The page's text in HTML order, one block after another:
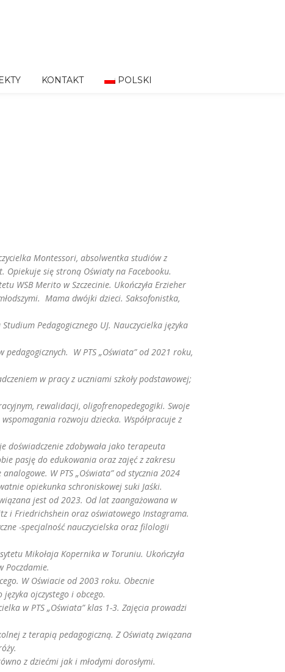
KONTAKT POLSKI
Montessori, absolwentka studiów z
Opiekuje się stroną Oświaty na Facebooku.
WSB Merito w Szczecinie. Ukończyła Erzieher
Mama dwójki dzieci. Saksofonistka,
Pedagogicznego UJ. Nauczycielka języka
W PTS „Oświata” od 2021 roku,
w pracy z uczniami szkoły podstawowej;
rewalidacji, oligofrenopedegogiki. Swoje
rozwoju dziecka. Współpracuje z
doświadczenie zdobywała jako terapeuta
pasję do edukowania oraz zajęć z zakresu
W PTS „Oświata” od stycznia 2024
opiekunka schroniskowej suki Jaśki.
jest od 2023. Od lat zaangażowana w
i Friedrichshein oraz oświatowego Instagrama.
-specjalność nauczycielska oraz filologii
Mikołaja Kopernika w Toruniu. Ukończyła
Poczdamie.
W Oświacie od 2003 roku. Obecnie
ojczystego i obcego.
w PTS „Oświata” klas 1-3. Zajęcia prowadzi
z terapią pedagogiczną. Z Oświatą związana
z dziećmi jak i młodymi dorosłymi.